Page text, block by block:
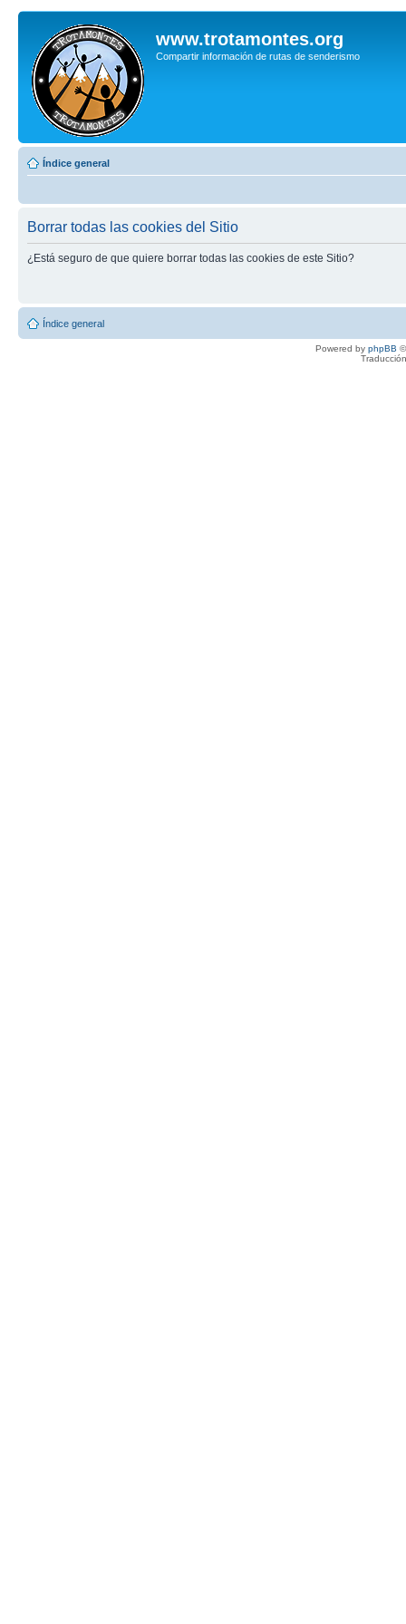
www.trotamontes.org
Compartir información de rutas de senderismo
Índice general
Borrar todas las cookies del Sitio
¿Está seguro de que quiere borrar todas las cookies de este Sitio?
Índice general
Powered by phpBB